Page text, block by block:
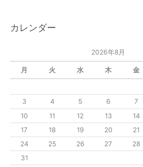
カレンダー
2026年8月
月 火 水 木 金
3
4 5 6 7
10
11 12 13 14
17
18 19 20 21
24
25 26 27 28
31